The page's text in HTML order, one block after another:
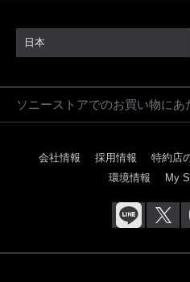
日本
ソニーストアでのお買い物にあ
会社情報 採用情報 特約店
環境情報
My